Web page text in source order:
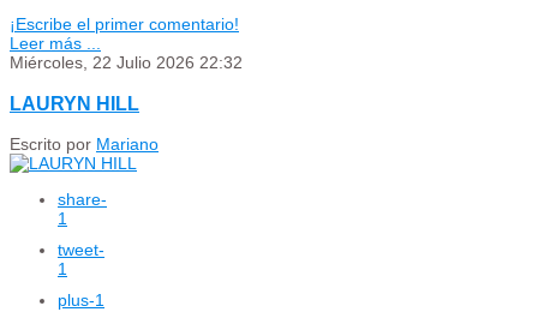
¡Escribe el primer comentario!
Leer más ...
Miércoles, 22 Julio 2026 22:32
LAURYN HILL
Escrito por Mariano
share-
1
tweet-
1
plus-1